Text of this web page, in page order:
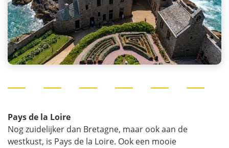
Pays de la Loire
Nog zuidelijker dan Bretagne, maar ook aan de
westkust, is Pays de la Loire. Ook een mooie